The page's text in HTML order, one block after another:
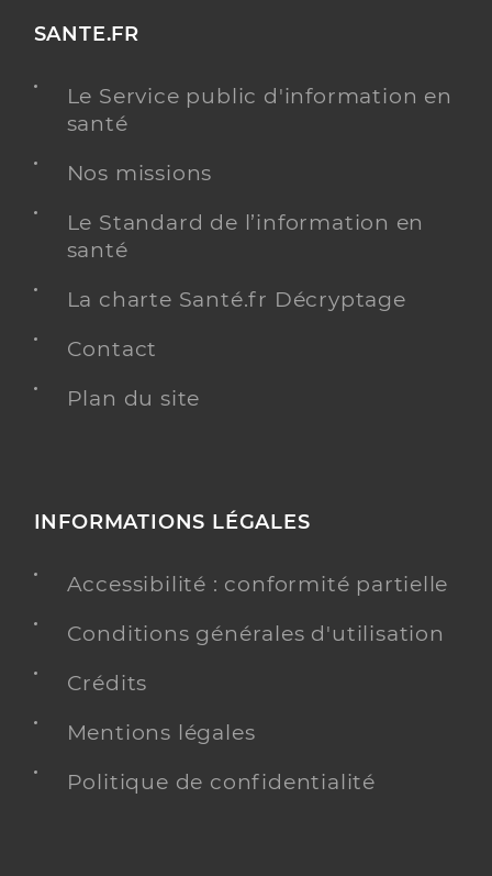
SANTE.FR
Le Service public d'information en
santé
Nos missions
Le Standard de l’information en
santé
La charte Santé.fr Décryptage
Contact
Plan du site
INFORMATIONS LÉGALES
Accessibilité : conformité partielle
Conditions générales d'utilisation
Crédits
Mentions légales
Politique de confidentialité